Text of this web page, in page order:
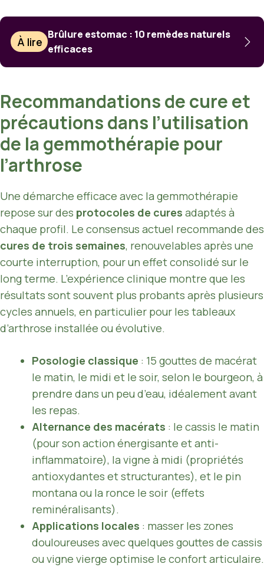
À lire
Brûlure estomac : 10 remèdes naturels
efficaces
Recommandations de cure et
précautions dans l’utilisation
de la gemmothérapie pour
l’arthrose
Une démarche efficace avec la gemmothérapie
repose sur des protocoles de cures adaptés à
chaque profil. Le consensus actuel recommande des
cures de trois semaines, renouvelables après une
courte interruption, pour un effet consolidé sur le
long terme. L’expérience clinique montre que les
résultats sont souvent plus probants après plusieurs
cycles annuels, en particulier pour les tableaux
d’arthrose installée ou évolutive.
Posologie classique : 15 gouttes de macérat
le matin, le midi et le soir, selon le bourgeon, à
prendre dans un peu d’eau, idéalement avant
les repas.
Alternance des macérats : le cassis le matin
(pour son action énergisante et anti-
inflammatoire), la vigne à midi (propriétés
antioxydantes et structurantes), et le pin
montana ou la ronce le soir (effets
reminéralisants).
Applications locales : masser les zones
douloureuses avec quelques gouttes de cassis
ou vigne vierge optimise le confort articulaire.